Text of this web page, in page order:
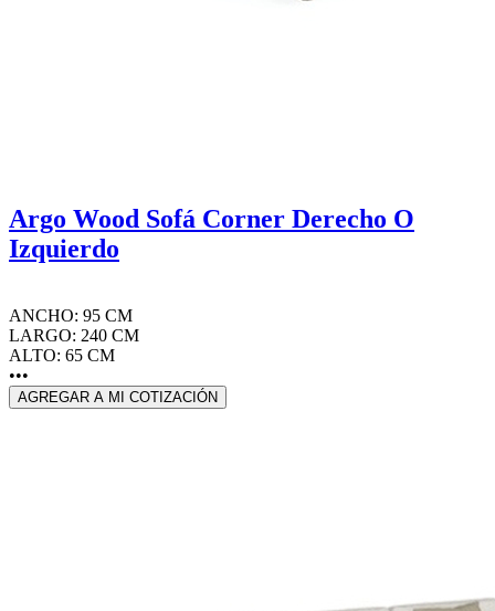
Argo Wood Sofá Corner Derecho O
Izquierdo
ANCHO: 95 CM
LARGO: 240 CM
ALTO: 65 CM
•••
AGREGAR A MI COTIZACIÓN